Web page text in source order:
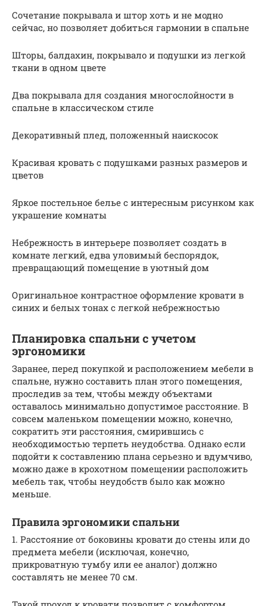
Сочетание покрывала и штор хоть и не модно
сейчас, но позволяет добиться гармонии в спальне
Шторы, балдахин, покрывало и подушки из легкой
ткани в одном цвете
Два покрывала для создания многослойности в
спальне в классическом стиле
Декоративный плед, положенный наискосок
Красивая кровать с подушками разных размеров и
цветов
Яркое постельное белье с интересным рисунком как
украшение комнаты
Небрежность в интерьере позволяет создать в
комнате легкий, едва уловимый беспорядок,
превращающий помещение в уютный дом
Оригинальное контрастное оформление кровати в
синих и белых тонах с легкой небрежностью
Планировка спальни с учетом
эргономики
Заранее, перед покупкой и расположением мебели в
спальне, нужно составить план этого помещения,
проследив за тем, чтобы между объектами
оставалось минимально допустимое расстояние. В
совсем маленьком помещении можно, конечно,
сократить эти расстояния, смирившись с
необходимостью терпеть неудобства. Однако если
подойти к составлению плана серьезно и вдумчиво,
можно даже в крохотном помещении расположить
мебель так, чтобы неудобств было как можно
меньше.
Правила эргономики спальни
1. Расстояние от боковины кровати до стены или до
предмета мебели (исключая, конечно,
прикроватную тумбу или ее аналог) должно
составлять не менее 70 см.